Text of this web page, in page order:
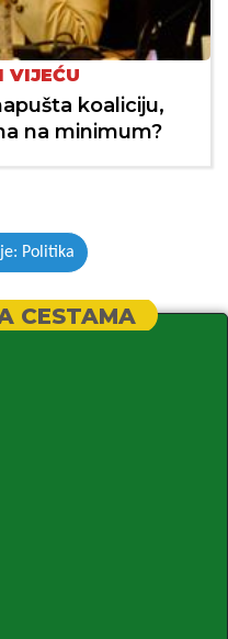
VIJEĆU
koaliciju,
na minimum?
Politika
CESTAMA